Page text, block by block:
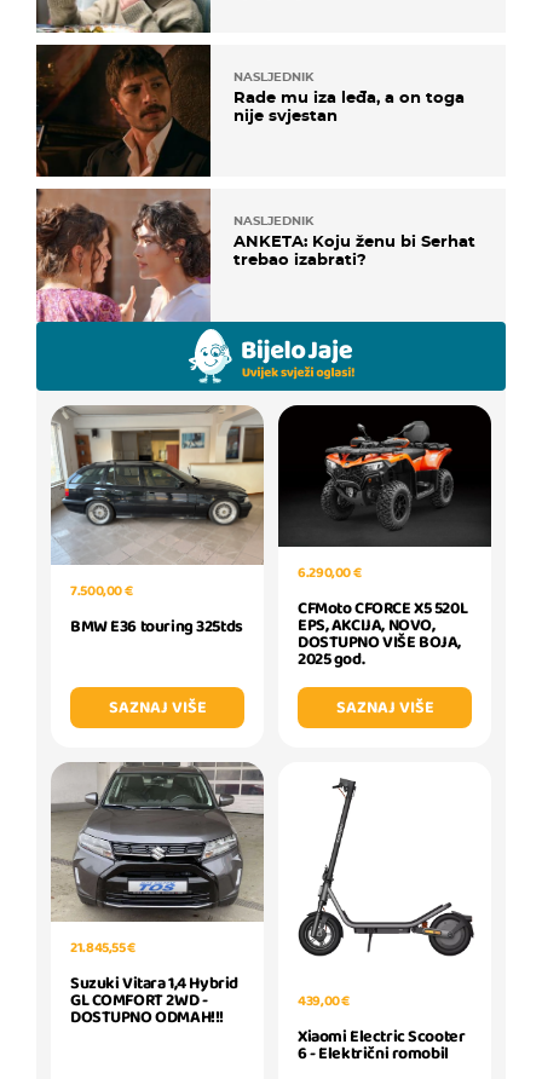
NASLJEDNIK
Rade mu iza leđa, a on toga
nije svjestan
NASLJEDNIK
ANKETA: Koju ženu bi Serhat
trebao izabrati?
7.500,00 €
BMW E36 touring 325tds
SAZNAJ VIŠE
6.290,00 €
CFMoto CFORCE X5 520L
EPS, AKCIJA, NOVO,
DOSTUPNO VIŠE BOJA,
2025 god.
SAZNAJ VIŠE
21.845,55 €
Suzuki Vitara 1,4 Hybrid
GL COMFORT 2WD -
DOSTUPNO ODMAH!!!
439,00 €
Xiaomi Electric Scooter
6 - Električni romobil